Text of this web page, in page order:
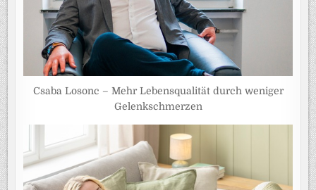
Csaba Losonc – Mehr Lebensqualität durch weniger
Gelenkschmerzen